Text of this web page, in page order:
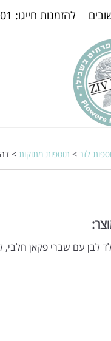
להזמנות חייגו: 04-9590501
לזר > תוספות מתוקות >
לבן עם שברי פקאן חלבי, ללא